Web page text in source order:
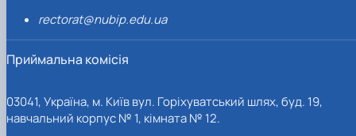
rectorat@nubip.edu.ua
Приймальна комісія
03041, Україна, м. Київ вул. Горіхуватський шлях, буд. 19,
навчальний корпус № 1, кімната № 12.